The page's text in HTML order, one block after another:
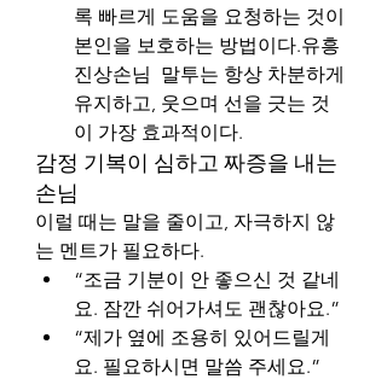
록 빠르게 도움을 요청하는 것이
본인을 보호하는 방법이다.유흥
진상손님  말투는 항상 차분하게
유지하고, 웃으며 선을 긋는 것
이 가장 효과적이다.
감정 기복이 심하고 짜증을 내는
손님
이럴 때는 말을 줄이고, 자극하지 않
는 멘트가 필요하다.
“조금 기분이 안 좋으신 것 같네
요. 잠깐 쉬어가셔도 괜찮아요.”
“제가 옆에 조용히 있어드릴게
요. 필요하시면 말씀 주세요.”